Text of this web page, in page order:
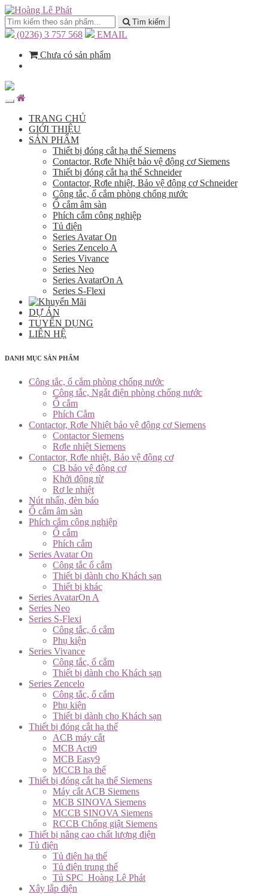
Tìm kiếm
(0236) 3 757 568
EMAIL
Chưa có sản phẩm
TRANG CHỦ
GIỚI THIỆU
SẢN PHẨM
Thiết bị đóng cắt hạ thế Siemens
Contactor, Rơle Nhiệt bảo vệ động cơ Siemens
Thiết bị đóng cắt hạ thế Schneider
Contactor, Rơle nhiệt, Bảo vệ động cơ Schneider
Công tắc, ổ cắm phòng chống nước
Ổ cắm âm sàn
Phích cắm công nghiệp
Tủ điện
Series Avatar On
Series Zencelo A
Series Vivance
Series Neo
Series AvatarOn A
Series S-Flexi
DỰ ÁN
TUYỂN DỤNG
LIÊN HỆ
DANH MỤC SẢN PHẨM
Công tắc, ổ cắm phòng chống nước
Công tắc, Ngắt điện phòng chống nước
Ổ cắm
Phích Cắm
Contactor, Rơle Nhiệt bảo vệ động cơ Siemens
Contactor Siemens
Rơle nhiệt Siemens
Contactor, Rơle nhiệt, Bảo vệ động cơ
CB bảo vệ động cơ
Khởi động từ
Rơ le nhiệt
Nút nhấn, đèn báo
Ổ cắm âm sàn
Phích cắm công nghiệp
Ổ cắm
Phích cắm
Series Avatar On
Công tắc ổ cắm
Thiết bị dành cho Khách sạn
Thiết bị khác
Series AvatarOn A
Series Neo
Series S-Flexi
Công tắc, ổ cắm
Phụ kiện
Series Vivance
Công tắc, ổ cắm
Thiết bị dành cho Khách sạn
Series Zencelo
Công tắc, ổ cắm
Phụ kiện
Thiết bị dành cho Khách sạn
Thiết bị đóng cắt hạ thế
ACB máy cắt
MCB Acti9
MCB Easy9
MCCB hạ thế
Thiết bị đóng cắt hạ thế Siemens
Máy cắt ACB Siemens
MCB SINOVA Siemens
MCCB SINOVA Siemens
RCCB Chống giật Siemens
Thiết bị nâng cao chất lượng điện
Tủ điện
Tủ điện hạ thế
Tủ điện trung thế
Tủ SPC_Hoàng Lê Phát
Xây lắp điện